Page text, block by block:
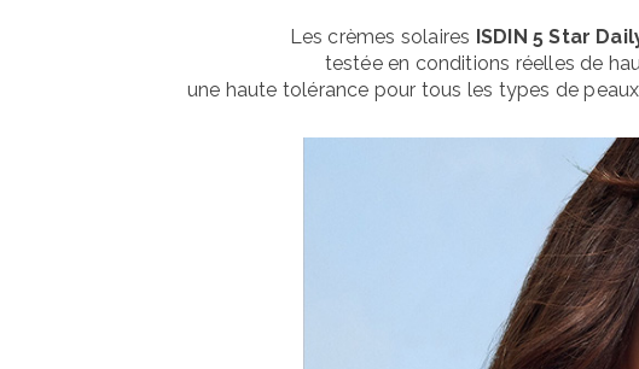
Les crèmes solaires ISDIN 5 Star
testée en conditions réelles de
une haute tolérance pour tous les types de